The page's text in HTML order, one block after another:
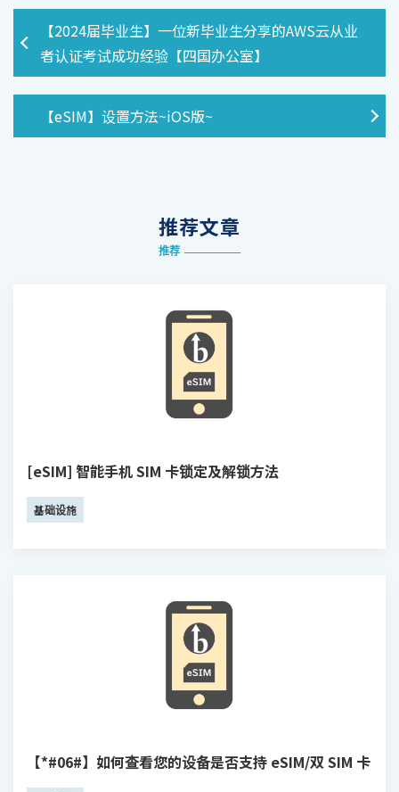
【2024届毕业生】一位新毕业生分享的AWS云从业
者认证考试成功经验【四国办公室】
【eSIM】设置方法~iOS版~
推荐文章
推荐
[eSIM] 智能手机 SIM 卡锁定及解锁方法
基础设施
【*#06#】如何查看您的设备是否支持 eSIM/双 SIM 卡